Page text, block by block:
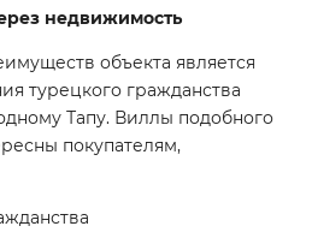
недвижимость
объекта является
турецкого гражданства
Тапу. Виллы подобного
покупателям,